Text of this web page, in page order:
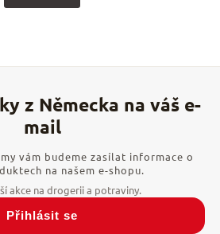
vám budeme zasílat informace o
na našem e-shopu.
Přihlásit se